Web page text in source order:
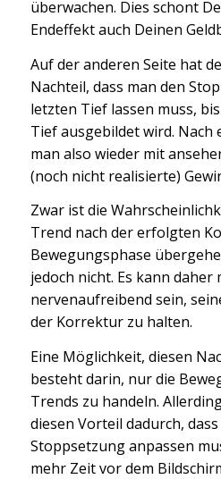
überwachen. Dies schont
Endeffekt auch Deinen
Auf der anderen Seite hat
Nachteil, dass man den
letzten Tief lassen muss,
Tief ausgebildet wird. Nach
man also wieder mit
(noch nicht realisierte)
Zwar ist die
Trend nach der erfolgten
Bewegungsphase
jedoch nicht. Es kann
nervenaufreibend sein,
der Korrektur zu halten.
Eine Möglichkeit, diesen
besteht darin, nur die
Trends zu handeln.
diesen Vorteil dadurch,
Stoppsetzung anpassen
mehr Zeit vor dem